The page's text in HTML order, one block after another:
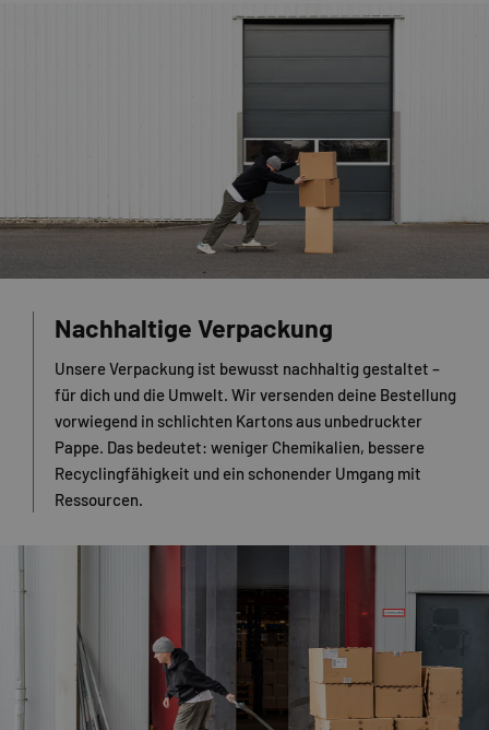
Nachhaltige Verpackung
Unsere Verpackung ist bewusst nachhaltig gestaltet –
für dich und die Umwelt. Wir versenden deine Bestellung
vorwiegend in schlichten Kartons aus unbedruckter
Pappe. Das bedeutet: weniger Chemikalien, bessere
Recyclingfähigkeit und ein schonender Umgang mit
Ressourcen.